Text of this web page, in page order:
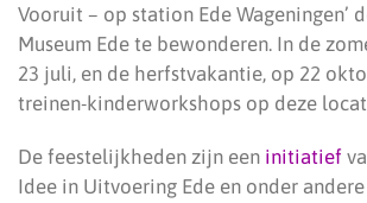
Vooruit – op station Ede Wageningen’
Museum Ede te bewonderen. In de
23 juli, en de herfstvakantie, op 22
treinen-kinderworkshops op deze
De feestelijkheden zijn een initiatief
Idee in Uitvoering Ede en onder